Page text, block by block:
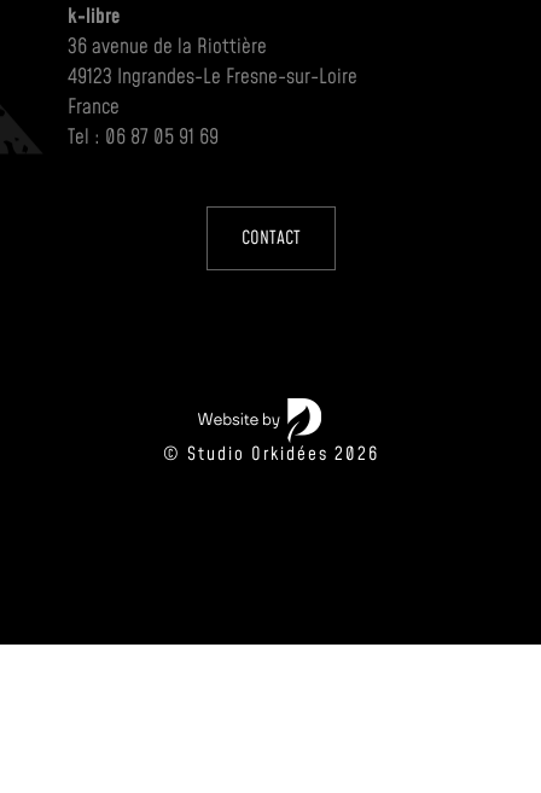
k-libre
36 avenue de la Riottière
49123 Ingrandes-Le Fresne-sur-Loire
France
Tel : 06 87 05 91 69
CONTACT
© Studio Orkidées 2026